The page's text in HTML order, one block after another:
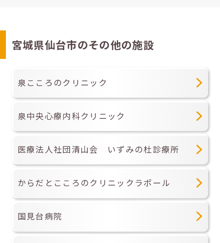
宮城県仙台市のその他の施設
泉こころのクリニック
泉中央心療内科クリニック
医療法人社団清山会 いずみの杜診療所
からだとこころのクリニックラポール
国見台病院